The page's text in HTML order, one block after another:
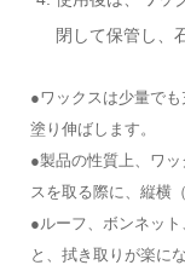
閉して保管し、
●ワックスは少量で
塗り伸ばします。
●製品の性質上、ワ
スを取る際に、縦横
●ルーフ、ボンネッ
と、拭き取りが楽に